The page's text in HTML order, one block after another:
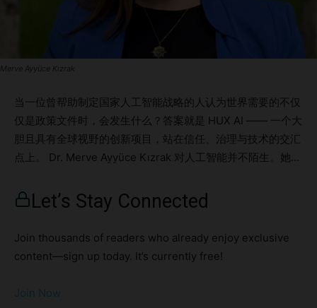
Merve Ayyüce Kızrak
当一位曾帮助制定国家人工智能战略的人认为世界需要的不仅
仅是政策文件时，会发生什么？答案就是 HUX AI —— 一个大
胆且具有全球视野的创新项目，站在信任、治理与技术的交汇
点上。 Dr. Merve Ayyüce Kızrak 对人工智能并不陌生。她在
包括 OECD 和 G20 在内的国际机构提供咨询。如今，她领导
着 HUX AI，这是一家使命驱动型公司，专注于将人工智能的
伦理原则转化为可扩展、可操作的工具。 在这次问答中，她
阐述了为何现在是采取行动的时刻，监管与创新如何协同，以
策到大胆行动将原则转化为实践在全球经验的基础上，为本地
Let’s Stay Connected
Join thousands of readers who already enjoy exclusive
content—sign up today. It’s currently free!
Join Now